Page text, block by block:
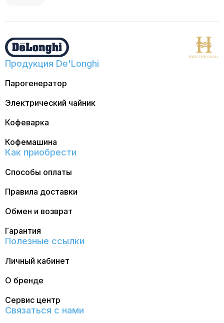
Продукция De'Longhi
Парогенератор
Электрический чайник
Кофеварка
Кофемашина
Как приобрести
Способы оплаты
Правила доставки
Обмен и возврат
Гарантия
Полезные ссылки
Личный кабинет
О бренде
Сервис центр
Связаться с нами